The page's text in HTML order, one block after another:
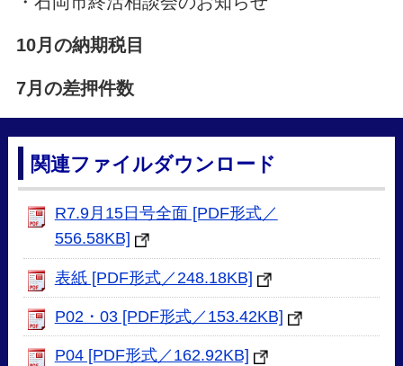
10月の納期税目
7月の差押件数
関連ファイルダウンロード
R7.9月15日号全面 [PDF形式／
556.58KB]
表紙 [PDF形式／248.18KB]
P02・03 [PDF形式／153.42KB]
P04 [PDF形式／162.92KB]